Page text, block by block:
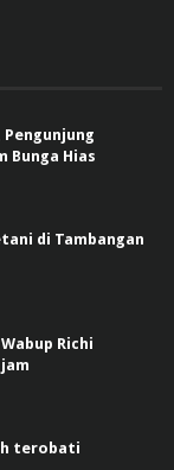
Pengunjung
Bunga Hias
di Tambangan
Richi
terobati